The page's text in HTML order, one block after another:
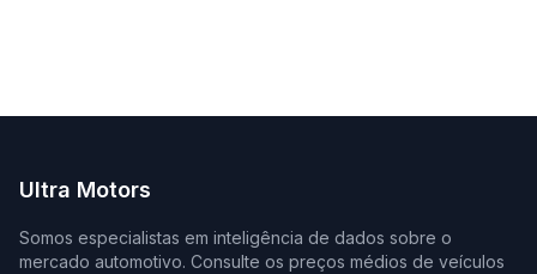
Ultra Motors
Somos especialistas em inteligência de dados sobre o
mercado automotivo. Consulte os preços médios de veículos